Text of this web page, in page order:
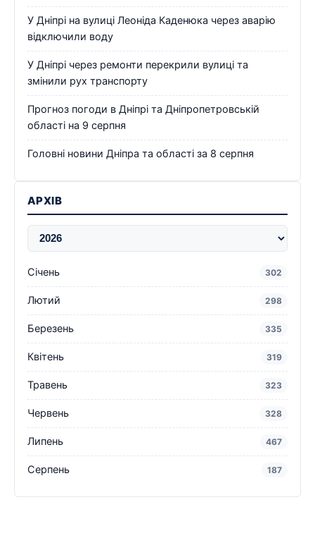
У Дніпрі на вулиці Леоніда Каденюка через аварію
відключили воду
У Дніпрі через ремонти перекрили вулиці та
змінили рух транспорту
Прогноз погоди в Дніпрі та Дніпропетровській
області на 9 серпня
Головні новини Дніпра та області за 8 серпня
АРХІВ
Січень 302
Лютий 298
Березень 335
Квітень 319
Травень 323
Червень 328
Липень 467
Серпень 187